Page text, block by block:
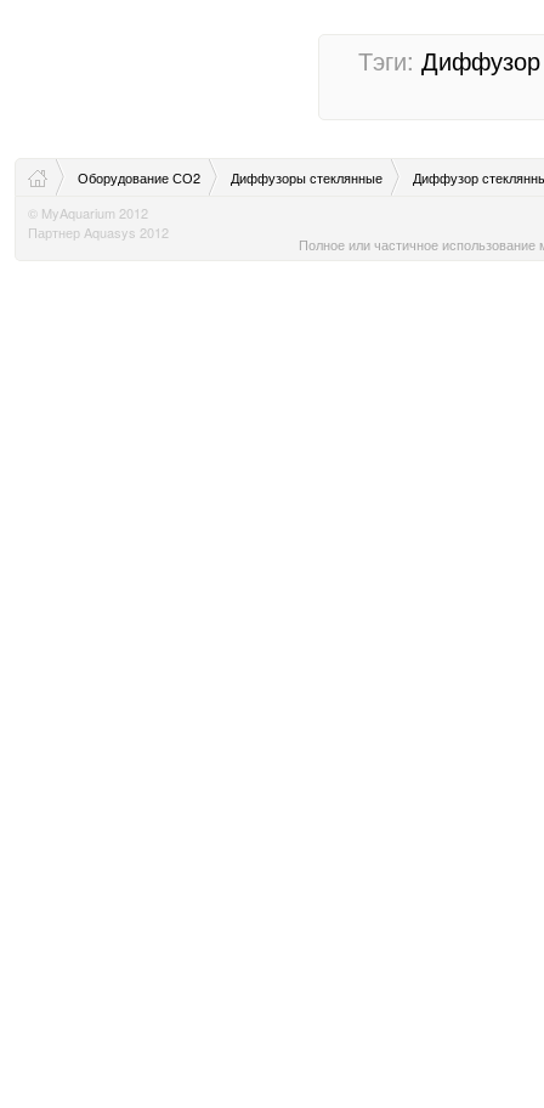
Тэги: Диффузор
Оборудование СО2 Диффузоры стеклянные
Диффузор
© MyAquarium 2012
Партнер Aquasys 2012
Полное или частичное